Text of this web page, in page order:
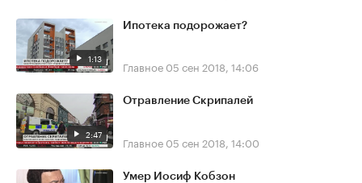
1:13
Ипотека подорожает?
Главное 05 сен 2018, 14:06
2:47
Отравление Скрипалей
Главное 05 сен 2018, 14:00
Умер Иосиф Кобзон